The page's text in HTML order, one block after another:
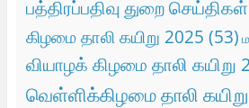
பத்திரப்பதிவு துறை
கிழமை தாலி கயிறு 2025 (53)
வியாழக் கிழமை தாலி கயிறு
வெள்ளிக்கிழமை தாலி கயிறு